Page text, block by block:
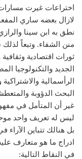
اختراعات غيرت
لازال بعضه ساري
نطق به ابن سينا
منن الشفاء. وتبعاً
ثورات اقتصادية
الجديد والتكنولوجيا
الرأسمالية والاشتراكية
البحث الدؤوبة
غير أن المتأمل في
ليس له تعريف واحد
بل هنالك تتباين الآراء
ادراج ما هو متعارف
في النقاط التالية: